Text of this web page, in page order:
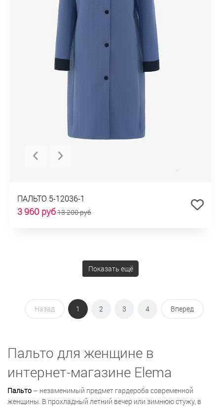
ПАЛЬТО 5-12036-1
3 960 руб13 200 руб
Показать ещё
Назад 1 2 3 4 Вперед
Пальто для женщине в
интернет-магазине Elema
Пальто – незаменимый предмет гардероба современной
женщины. В прохладный летний вечер или зимнюю стужу, в